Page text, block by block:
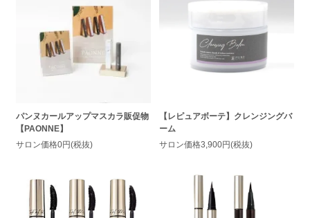
パンヌカールアップマスカラ販促物
【PAONNE】
サロン価格0円(税抜)
【レピュアボーテ】クレンジングバ
ーム
サロン価格3,900円(税抜)